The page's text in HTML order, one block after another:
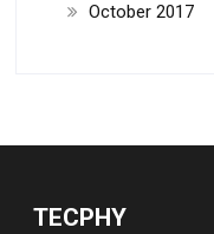
October 2017
TECPHY